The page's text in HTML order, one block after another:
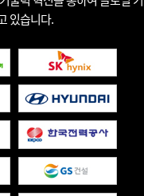
있습니다.